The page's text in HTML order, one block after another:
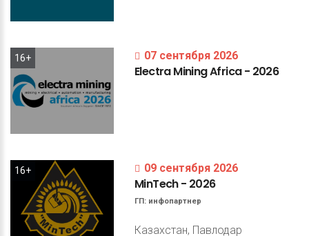
16+ 07 сентября 2026
ElectraMiningAfrica- 2026
16+ 09 сентября 2026
MinTech- 2026
ГП: инфопартнер
Казахстан, Павлодар